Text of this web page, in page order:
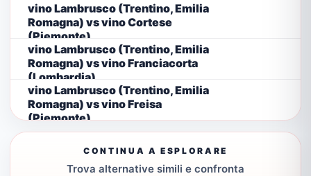
vino Lambrusco (Trentino, Emilia
Romagna) vs vino Cortese
(Piemonte)
vino Lambrusco (Trentino, Emilia
Romagna) vs vino Franciacorta
(Lombardia)
vino Lambrusco (Trentino, Emilia
Romagna) vs vino Freisa
(Piemonte)
CONTINUA A ESPLORARE
Trova alternative simili e confronta